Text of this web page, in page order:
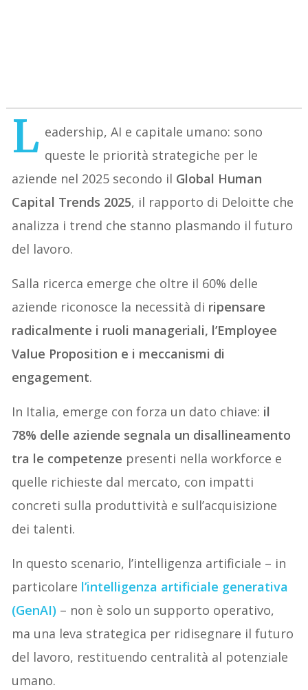
L eadership, AI e capitale umano: sono
queste le priorità strategiche per le
aziende nel 2025 secondo il Global Human
Capital Trends 2025, il rapporto di Deloitte che
analizza i trend che stanno plasmando il futuro
del lavoro.
Salla ricerca emerge che oltre il 60% delle
aziende riconosce la necessità di ripensare
radicalmente i ruoli manageriali, l’Employee
Value Proposition e i meccanismi di
engagement.
In Italia, emerge con forza un dato chiave: il
78% delle aziende segnala un disallineamento
tra le competenze presenti nella workforce e
quelle richieste dal mercato, con impatti
concreti sulla produttività e sull’acquisizione
dei talenti.
In questo scenario, l’intelligenza artificiale – in
particolare l’intelligenza artificiale generativa
(GenAI) – non è solo un supporto operativo,
ma una leva strategica per ridisegnare il futuro
del lavoro, restituendo centralità al potenziale
umano.